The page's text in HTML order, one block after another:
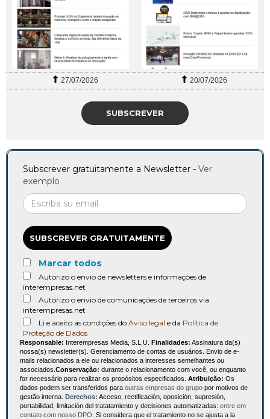
27/07/2026 20/07/2026
SUBSCREVER
Subscrever gratuitamente a Newsletter - Ver
exemplo
SUBSCREVER GRATUITAMENTE
Marcar todos
Autorizo o envio de newsletters e informações de
interempresas.net
Autorizo o envio de comunicações de terceiros via
interempresas.net
Li e aceito as condições do Aviso legal e da Política de
Proteção de Dados
Responsable: Interempresas Media, S.L.U. Finalidades: Assinatura da(s)
nossa(s) newsletter(s). Gerenciamento de contas de usuários. Envio de e-
mails relacionados a ele ou relacionados a interesses semelhantes ou
associados. Conservação: durante o relacionamento com você, ou enquanto
for necessário para realizar os propósitos especificados. Atribuição: Os
dados podem ser transferidos para outras empresas do grupo por motivos de
gestão interna. Derechos: Acceso, rectificación, oposición, supresión,
portabilidad, limitación del tratatamiento y decisiones automatizadas: entre em
contato com nosso DPO . Si considera que el tratamiento no se ajusta a la